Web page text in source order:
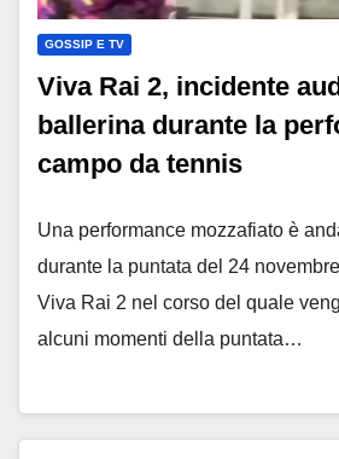
GOSSIP E TV
Viva Rai 2, incidente
ballerina durante la
campo da tennis
Una performance mozzafiato è
durante la puntata del 24
Viva Rai 2 nel corso del quale
alcuni momenti della puntata…